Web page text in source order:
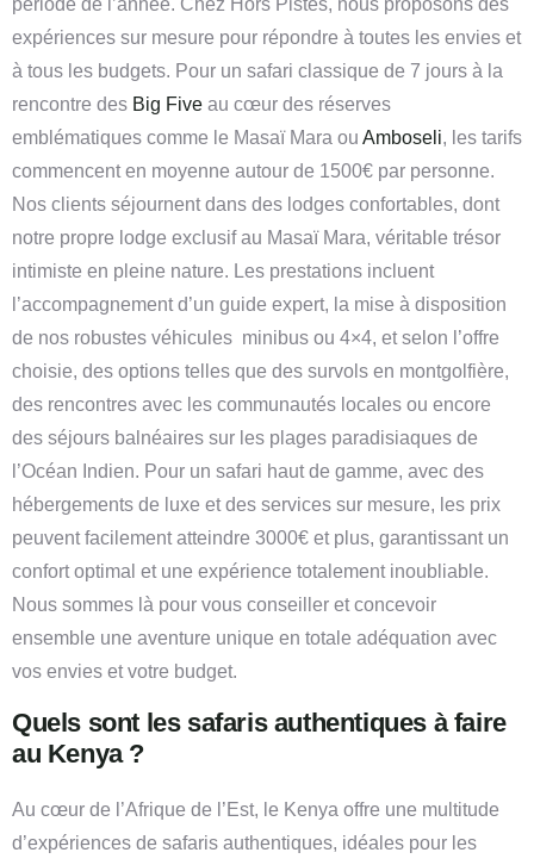
période de l’année. Chez Hors Pistes, nous proposons des
expériences sur mesure pour répondre à toutes les envies et
à tous les budgets. Pour un safari classique de 7 jours à la
rencontre des Big Five au cœur des réserves
emblématiques comme le Masaï Mara ou Amboseli, les tarifs
commencent en moyenne autour de 1500€ par personne.
Nos clients séjournent dans des lodges confortables, dont
notre propre lodge exclusif au Masaï Mara, véritable trésor
intimiste en pleine nature. Les prestations incluent
l’accompagnement d’un guide expert, la mise à disposition
de nos robustes véhicules minibus ou 4×4, et selon l’offre
choisie, des options telles que des survols en montgolfière,
des rencontres avec les communautés locales ou encore
des séjours balnéaires sur les plages paradisiaques de
l’Océan Indien. Pour un safari haut de gamme, avec des
hébergements de luxe et des services sur mesure, les prix
peuvent facilement atteindre 3000€ et plus, garantissant un
confort optimal et une expérience totalement inoubliable.
Nous sommes là pour vous conseiller et concevoir
ensemble une aventure unique en totale adéquation avec
vos envies et votre budget.
Quels sont les safaris authentiques à faire
au Kenya ?
Au cœur de l’Afrique de l’Est, le Kenya offre une multitude
d’expériences de safaris authentiques, idéales pour les